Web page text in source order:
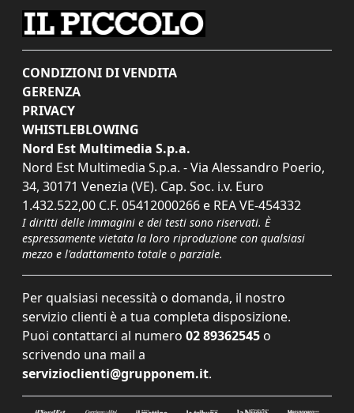
CONDIZIONI DI VENDITA
GERENZA
PRIVACY
WHISTLEBLOWING
Nord Est Multimedia S.p.a.
Nord Est Multimedia S.p.a. - Via Alessandro Poerio,
34, 30171 Venezia (VE). Cap. Soc. i.v. Euro
1.432.522,00 C.F. 05412000266 e REA VE-454332
I diritti delle immagini e dei testi sono riservati. È
espressamente vietata la loro riproduzione con qualsiasi
mezzo e l'adattamento totale o parziale.
Per qualsiasi necessità o domanda, il nostro
servizio clienti è a tua completa disposizione.
Puoi contattarci al numero 02 89362545 o
scrivendo una mail a
servizioclienti@grupponem.it.